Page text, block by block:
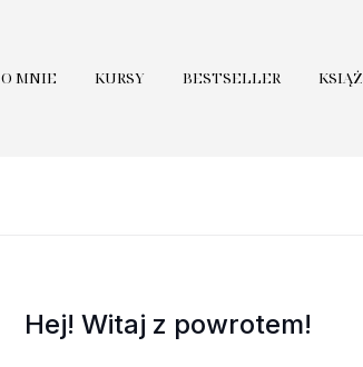
O MNIE KURSY BESTSELLER
Hej! Witaj z powrotem!